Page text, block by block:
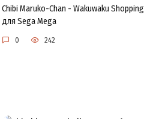
Chibi Maruko-Chan - Wakuwaku Shopping
для Sega Mega
0 242